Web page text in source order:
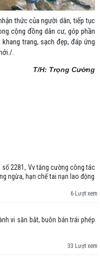
thức của người dân, tiếp tục
cộng đồng dân cư, góp phần
trang, sạch đẹp, đáp ứng
.
T/H: Trọng Cường
số 2281, Vv tăng cường công tác
ngừa, hạn chế tai nạn lao động
6 Lượt xem
vi săn bắt, buôn bán trái phép
33 Lượt xem